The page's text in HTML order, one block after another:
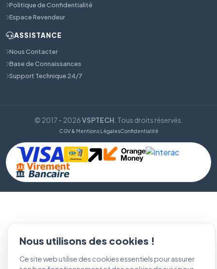
Politique de Confidentialité
Espace Revendeur
ASSISTANCE
Nous Contacter
Base de Connaissances
Support Technique 24/7
© 2017 - 2026VSPTECH . Tous droits réservés.
CGV & Mentions LégalesConfidentialité
Nous utilisons des cookies !
Ce site web utilise des cookies essentiels pour assurer